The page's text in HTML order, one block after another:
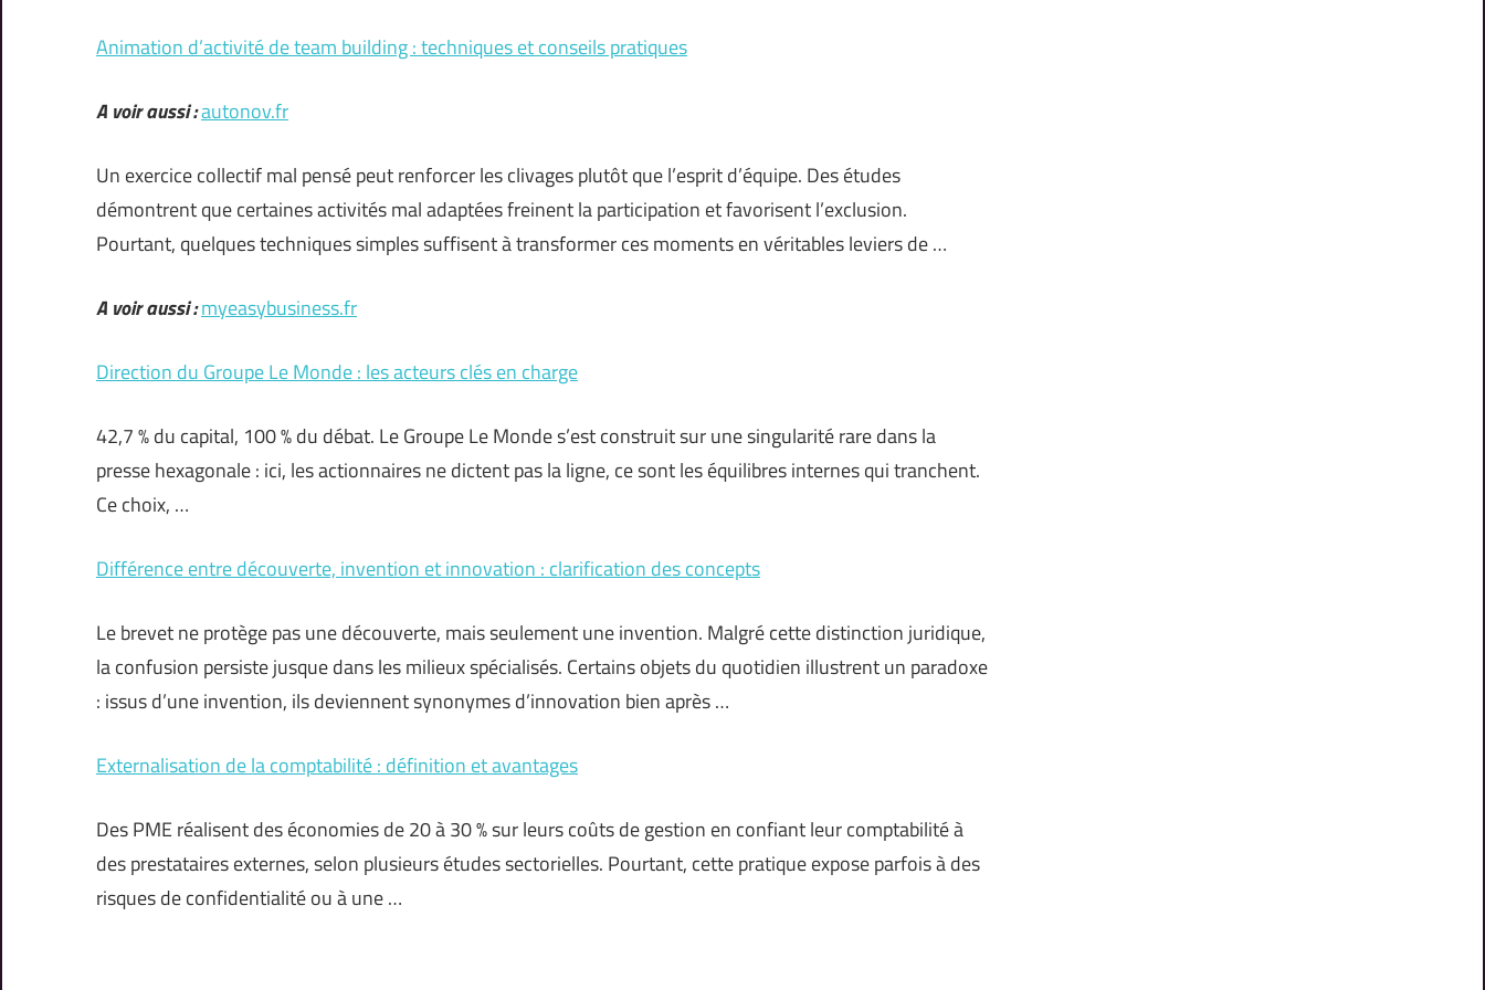
Animation d’activité de team building : techniques et conseils pratiques
A voir aussi :autonov.fr
Un exercice collectif mal pensé peut renforcer les clivages plutôt que l’esprit d’équipe. Des études
démontrent que certaines activités mal adaptées freinent la participation et favorisent l’exclusion.
Pourtant, quelques techniques simples suffisent à transformer ces moments en véritables leviers de …
A voir aussi :myeasybusiness.fr
Direction du Groupe Le Monde : les acteurs clés en charge
42,7 % du capital, 100 % du débat. Le Groupe Le Monde s’est construit sur une singularité rare dans la
presse hexagonale : ici, les actionnaires ne dictent pas la ligne, ce sont les équilibres internes qui tranchent.
Ce choix, …
Différence entre découverte, invention et innovation : clarification des concepts
Le brevet ne protège pas une découverte, mais seulement une invention. Malgré cette distinction juridique,
la confusion persiste jusque dans les milieux spécialisés. Certains objets du quotidien illustrent un paradoxe
: issus d’une invention, ils deviennent synonymes d’innovation bien après …
Externalisation de la comptabilité : définition et avantages
Des PME réalisent des économies de 20 à 30 % sur leurs coûts de gestion en confiant leur comptabilité à
des prestataires externes, selon plusieurs études sectorielles. Pourtant, cette pratique expose parfois à des
risques de confidentialité ou à une …